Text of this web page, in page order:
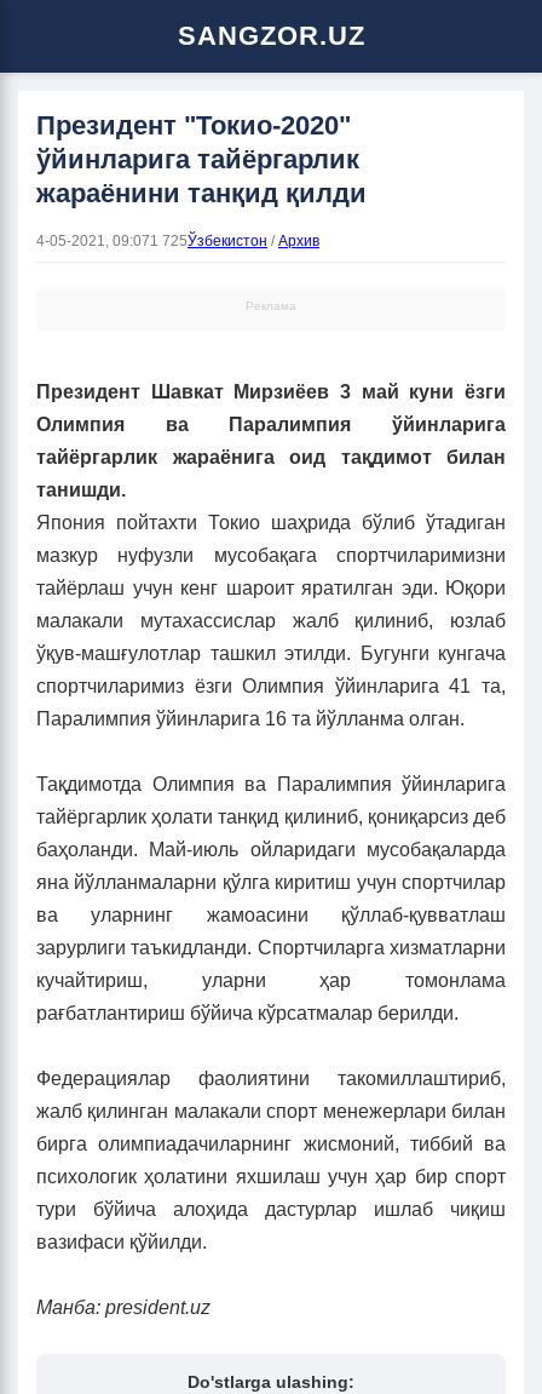
SANGZOR.UZ
Президент "Токио-2020"
ўйинларига тайёргарлик
жараёнини танқид қилди
4-05-2021, 09:071 725Ўзбекистон /Архив
Реклама
Президент Шавкат Мирзиёев 3 май куни ёзги
Олимпия ва Паралимпия ўйинларига
тайёргарлик жараёнига оид тақдимот билан
танишди.
Япония пойтахти Токио шаҳрида бўлиб ўтадиган
мазкур нуфузли мусобақага спортчиларимизни
тайёрлаш учун кенг шароит яратилган эди. Юқори
малакали мутахассислар жалб қилиниб, юзлаб
ўқув-машғулотлар ташкил этилди. Бугунги кунгача
спортчиларимиз ёзги Олимпия ўйинларига 41 та,
Паралимпия ўйинларига 16 та йўлланма олган.
Тақдимотда Олимпия ва Паралимпия ўйинларига
тайёргарлик ҳолати танқид қилиниб, қониқарсиз деб
баҳоланди. Май-июль ойларидаги мусобақаларда
яна йўлланмаларни қўлга киритиш учун спортчилар
ва уларнинг жамоасини қўллаб-қувватлаш
зарурлиги таъкидланди. Спортчиларга хизматларни
кучайтириш, уларни ҳар томонлама
рағбатлантириш бўйича кўрсатмалар берилди.
Федерациялар фаолиятини такомиллаштириб,
жалб қилинган малакали спорт менежерлари билан
бирга олимпиадачиларнинг жисмоний, тиббий ва
психологик ҳолатини яхшилаш учун ҳар бир спорт
тури бўйича алоҳида дастурлар ишлаб чиқиш
вазифаси қўйилди.
Манба: president.uz
Do'stlarga ulashing: